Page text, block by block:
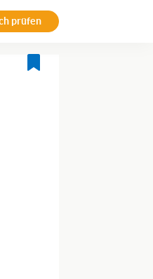
prüfen